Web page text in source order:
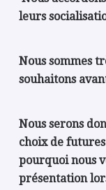
leurs
Nous sommes
souhaitons
Nous serons
choix de
pourquoi nous
présentation